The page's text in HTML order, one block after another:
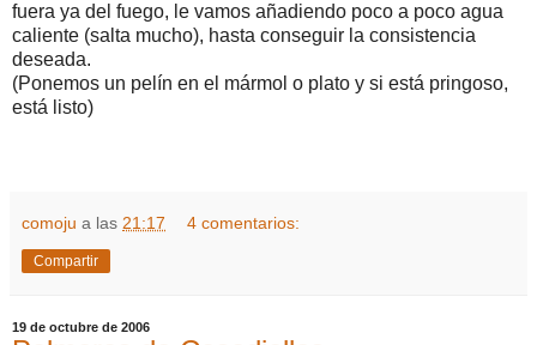
fuera ya del fuego, le vamos añadiendo poco a poco agua
caliente (salta mucho), hasta conseguir la consistencia
deseada.
(Ponemos un pelín en el mármol o plato y si está pringoso,
está listo)
comoju a las 21:17 4 comentarios:
Compartir
19 de octubre de 2006